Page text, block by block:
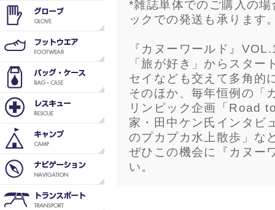
*雑誌単体でのご購入の
ックでの発送も承ります
『カヌーワールド』
「旅が好き」からスタ
セイなども交えて多角的
そのほか、毎年恒例の「
リンピック企画「Road
家・田中ケン氏インタビ
のプカプカ水上散歩」な
ぜひこの機会に『カヌー
い。